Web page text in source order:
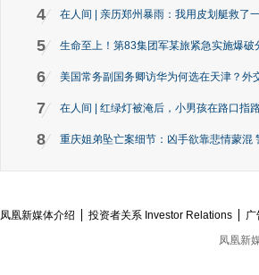
4 在人间 | 亲历郑州暴雨：我用皮划艇救了
5 生命至上！第83集团军某旅紧急实施爆破
6 美国常务副国务卿访华为何选在天津？外
7 在人间 | 红绿灯被淹后，小男孩在路口指
8 重庆姐弟坠亡案细节：凶手欲靠悲情蒙混
凤凰新媒体介绍 投资者关系 Investor Relations 广
凤凰新